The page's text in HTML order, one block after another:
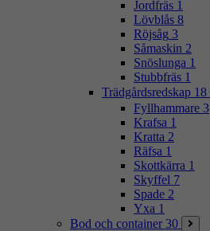
Jordfräs 1
Lövblås 8
Röjsåg 3
Såmaskin 2
Snöslunga 1
Stubbfräs 1
Trädgårdsredskap 18
Fyllhammare 3
Krafsa 1
Kratta 2
Räfsa 1
Skottkärra 1
Skyffel 7
Spade 2
Yxa 1
Bod och container 30